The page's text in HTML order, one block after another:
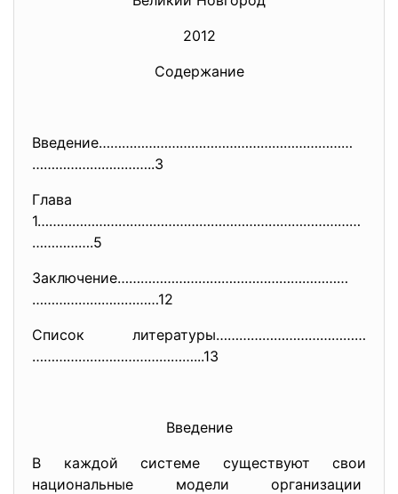
2012
Содержание
Введение…………………………………………………………
…………………………..3
Глава
1…………………………………………………………………………
…………….5
Заключение……………………………………………………
……………………………12
Список литературы…………………………………
……………………………………...13
Введение
В каждой системе существуют свои
национальные модели организации